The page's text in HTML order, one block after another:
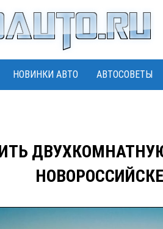
НОВИНКИ АВТО АВТОСОВЕТЫ
НОВОРОССИЙСКЕ